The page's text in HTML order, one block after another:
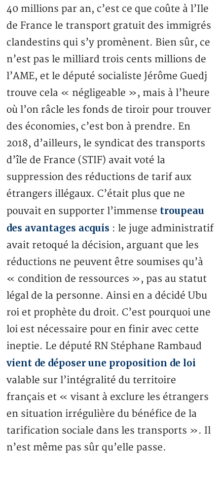
40 millions par an, c’est ce que coûte à l’Ile
de France le transport gratuit des immigrés
clandestins qui s’y promènent. Bien sûr, ce
n’est pas le milliard trois cents millions de
l’AME, et le député socialiste Jérôme Guedj
trouve cela « négligeable », mais à l’heure
où l’on râcle les fonds de tiroir pour trouver
des économies, c’est bon à prendre. En
2018, d’ailleurs, le syndicat des transports
d’île de France (STIF) avait voté la
suppression des réductions de tarif aux
étrangers illégaux. C’était plus que ne
pouvait en supporter l’immense troupeau
des avantages acquis : le juge administratif
avait retoqué la décision, arguant que les
réductions ne peuvent être soumises qu’à
« condition de ressources », pas au statut
légal de la personne. Ainsi en a décidé Ubu
roi et prophète du droit. C’est pourquoi une
loi est nécessaire pour en finir avec cette
ineptie. Le député RN Stéphane Rambaud
vient de déposer une proposition de loi
valable sur l’intégralité du territoire
français et « visant à exclure les étrangers
en situation irrégulière du bénéfice de la
tarification sociale dans les transports ». Il
n’est même pas sûr qu’elle passe.